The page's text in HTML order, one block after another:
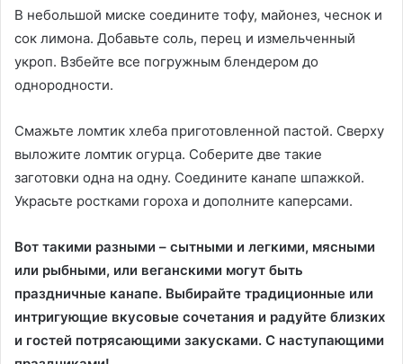
В небольшой миске соедините тофу, майонез, чеснок и
сок лимона. Добавьте соль, перец и измельченный
укроп. Взбейте все погружным блендером до
однородности.
Смажьте ломтик хлеба приготовленной пастой. Сверху
выложите ломтик огурца. Соберите две такие
заготовки одна на одну. Соедините канапе шпажкой.
Украсьте ростками гороха и дополните каперсами.
Вот такими разными – сытными и легкими, мясными
или рыбными, или веганскими могут быть
праздничные канапе. Выбирайте традиционные или
интригующие вкусовые сочетания и радуйте близких
и гостей потрясающими закусками. С наступающими